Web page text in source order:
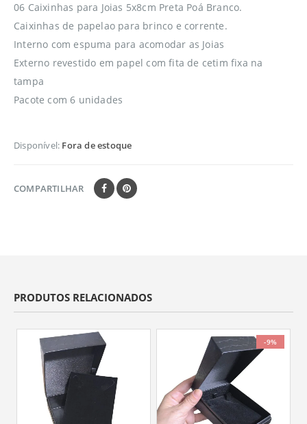
06 Caixinhas para Joias 5x8cm Preta Poá Branco.
Caixinhas de papelao para brinco e corrente.
Interno com espuma para acomodar as Joias
Externo revestido em papel com fita de cetim fixa na
tampa
Pacote com 6 unidades
Disponível: Fora de estoque
COMPARTILHAR
PRODUTOS RELACIONADOS
-9%